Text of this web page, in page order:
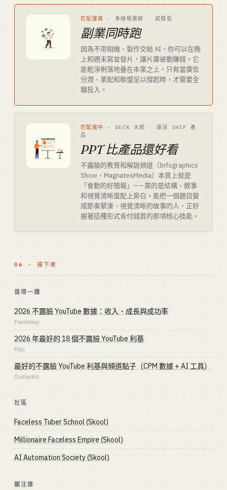
匹配度高 · 多線程業餘 · 試錯型
副業同時跑
因為不用相機、製作交給 AI，你可以在晚
上和週末寫並發片，讓片庫被動賺錢。它
能乾淨俐落地疊在本業之上，只有當廣告
分潤、業配和聯盟足以撐起時，才需要全
職投入。
匹配度中 · DECK 大師 · 還沒 SHIP 產
品
PPT 比產品還好看
不露臉的教育和解說頻道（Infographics
Show、MagnatesMedia）本質上就是
「會動的好簡報」——靠的是結構、敘事
和視覺清晰度配上旁白。能把一個題目變
成節奏緊湊、視覺清晰的故事的人，正好
握著這種形式肯付錢買的那項核心技能。
06 · 接下來
值得一讀
2026 不露臉 YouTube 數據：收入、成長與成功率
Frameloop
2026 年最好的 18 個不露臉 YouTube 利基
Fliki
最好的不露臉 YouTube 利基與頻道點子（CPM 數據 + AI 工具）
OutlierKit
社區
Faceless Tuber School (Skool)
Millionaire Faceless Empire (Skool)
AI Automation Society (Skool)
關注誰